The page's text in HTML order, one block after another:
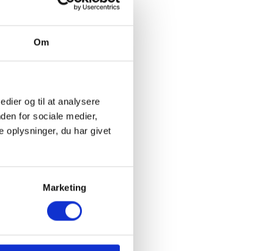
Om
og til at analysere
for sociale medier,
oplysninger, du har givet
Marketing